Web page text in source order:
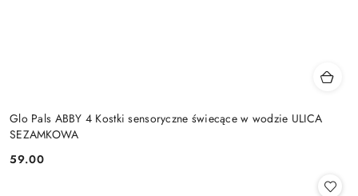
Glo Pals ABBY 4 Kostki sensoryczne świecące w wodzie ULICA
SEZAMKOWA
Cena:
59.00